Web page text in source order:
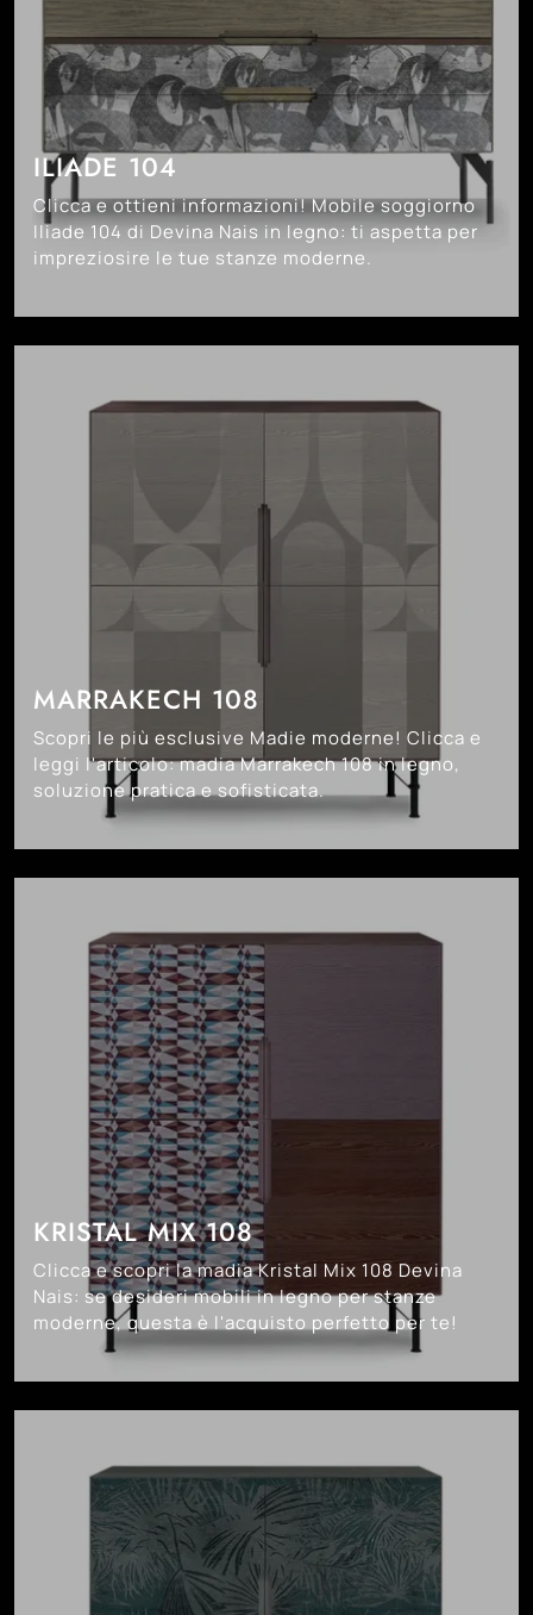
ILIADE 104
Clicca e ottieni informazioni! Mobile soggiorno
Iliade 104 di Devina Nais in legno: ti aspetta per
impreziosire le tue stanze moderne.
MARRAKECH 108
Scopri le più esclusive Madie moderne! Clicca e
leggi l'articolo: madia Marrakech 108 in legno,
soluzione pratica e sofisticata.
KRISTAL MIX 108
Clicca e scopri la madia Kristal Mix 108 Devina
Nais: se desideri mobili in legno per stanze
moderne, questa è l'acquisto perfetto per te!